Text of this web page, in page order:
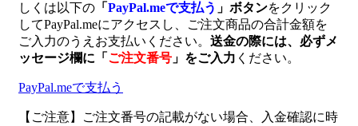
しくは以下の 「 PayPal.meで支払う 」ボタンをクリック
してPayPal.meにアクセスし、ご注文商品の合計金額を
ご入力のうえお支払いください。 送金の際には、必ずメ
ッセージ欄に 「 ご注文番号 」 をご入力 ください。
PayPal.meで支払う
【ご注意】ご注文番号の記載がない場合、入金確認に時